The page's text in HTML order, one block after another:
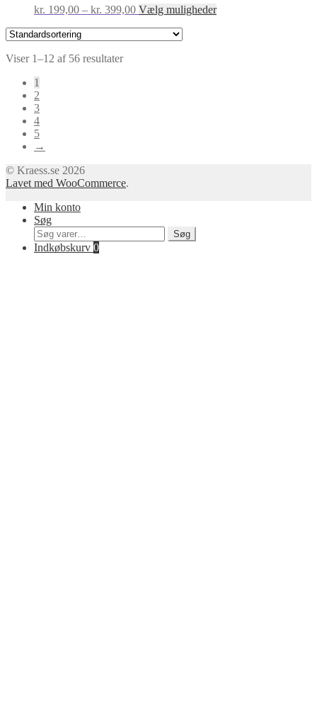
kr. 199,00 – kr. 399,00Prisinterval:
Vælg mulighederDette
Viser 1–12 af 56 resultater
1
2
3
4
5
→
© Kraess.se 2026
Lavet med WooCommerce.
Min konto
Søg
Søg
efter:
Søg
Indkøbskurv 0